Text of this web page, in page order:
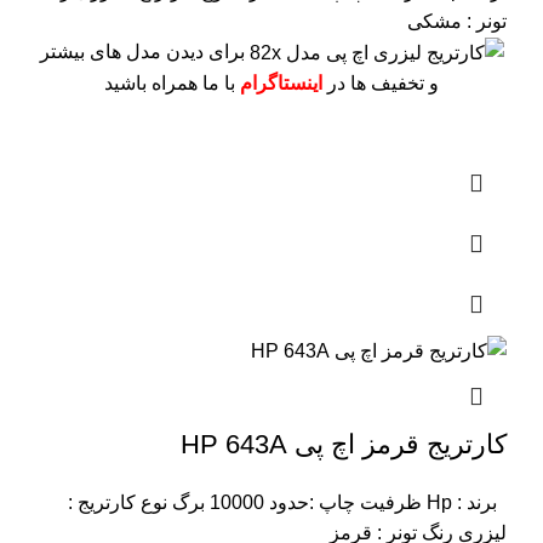
تونر : مشکی
برای دیدن مدل های بیشتر
و تخفیف ها در
اینستاگرام با ما همراه باشید
کارتریج قرمز اچ پی HP 643A
برند : Hp ظرفیت چاپ :حدود 10000 برگ
نوع کارتریج :
لیزری رنگ تونر : قرمز